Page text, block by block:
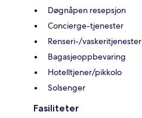
Døgnåpen resepsjon
Concierge-tjenester
Renseri-/vaskeritjenester
Bagasjeoppbevaring
Hotelltjener/pikkolo
Solsenger
Fasiliteter